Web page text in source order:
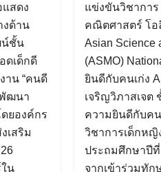
สดง
งด้าน
น์ชั้น
ดเด็กดี
าน “คนดี
ฒนา
ดยองค์กร
เสริม
น
แข่งขันวิชากา
คณิตศาสตร์ โอ
Asian Science
(ASMO)
ยินดีกับคนเก่ง
เจริญวิภาสเจต
ความยินดีกับคน
วิชาการเด็กห
ประถมศึกษาปีที่
จากเข้าร่วมทั